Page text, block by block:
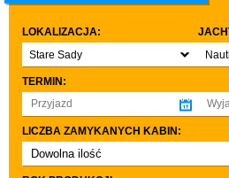
LOKALIZACJA:
Stare Sady
TERMIN:
LICZBA ZAMYKANYCH KABIN:
Dowolna ilość